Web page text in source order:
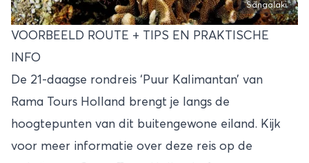
Sangalaki
VOORBEELD ROUTE + TIPS EN PRAKTISCHE
INFO
De 21-daagse rondreis ‘Puur Kalimantan’ van
Rama Tours Holland
brengt je langs de
hoogtepunten van dit buitengewone eiland. Kijk
voor meer informatie over deze reis op de